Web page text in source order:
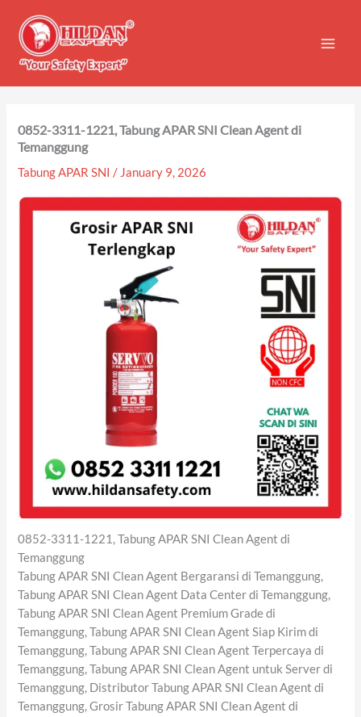
content
0852-3311-1221, Tabung APAR SNI Clean Agent di
Temanggung
Tabung APAR SNI / January 9, 2026
0852-3311-1221, Tabung APAR SNI Clean Agent di
Temanggung
Tabung APAR SNI Clean Agent Bergaransi di Temanggung,
Tabung APAR SNI Clean Agent Data Center di Temanggung,
Tabung APAR SNI Clean Agent Premium Grade di
Temanggung, Tabung APAR SNI Clean Agent Siap Kirim di
Temanggung, Tabung APAR SNI Clean Agent Terpercaya di
Temanggung, Tabung APAR SNI Clean Agent untuk Server di
Temanggung, Distributor Tabung APAR SNI Clean Agent di
Temanggung, Grosir Tabung APAR SNI Clean Agent di